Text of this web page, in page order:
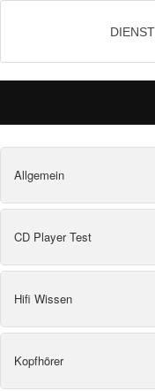
Allgemein
CD Player Test
Hifi Wissen
Kopfhörer